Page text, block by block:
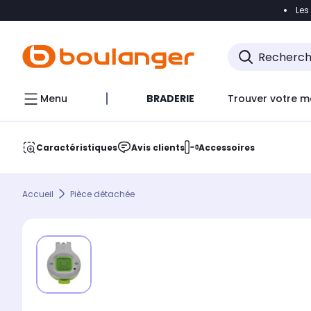
Accéder
Menu BRADERIE Trouver votre
Caractéristiques Avis clients Accessoires
Accueil Pièce détachée